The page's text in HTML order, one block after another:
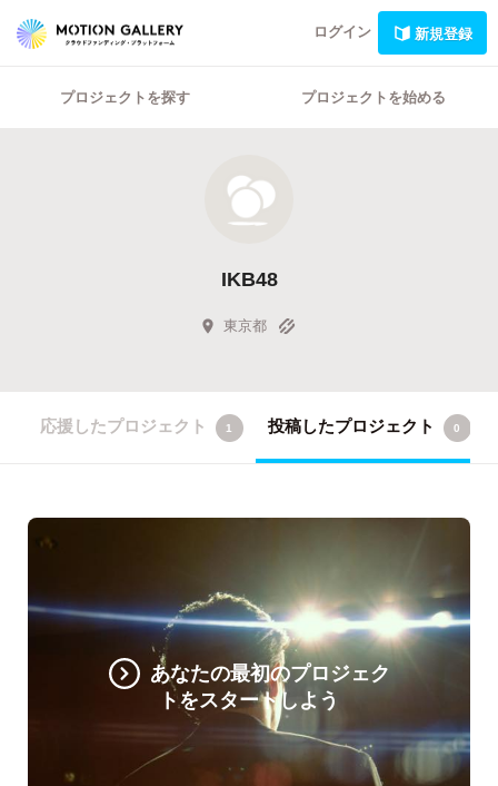
ログイン 新規登録
プロジェクトを探す プロジェクトを始める
IKB48
東京都
応援したプロジェクト 1 投稿したプロジェクト 0
あなたの最初のプロジェク
トをスタートしよう